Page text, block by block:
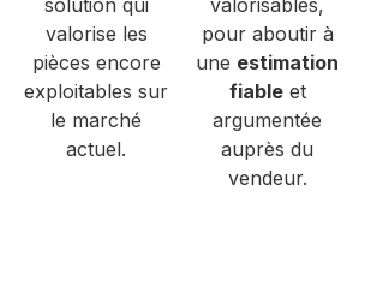
solution qui
valorise les
pièces encore
exploitables sur
le marché
actuel.
valorisables,
pour aboutir à
une estimation
fiableet
argumentée
auprès du
vendeur.